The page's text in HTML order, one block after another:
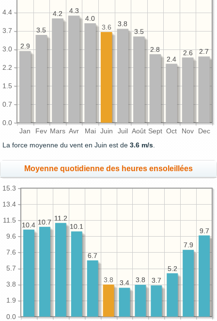
Jan Fev Mars Avr Mai Juin Juil Août Sept Oct Nov Dec
0.0
0.7
1.5
2.2
3.0
3.7
4.4
2.7
2.6
2.4
2.8
3.5
3.8
4.0
4.3
4.2
3.5
2.9
2.7
2.6
2.4
2.8
3.5
3.8
3.6
4.0
4.3
4.2
3.5
2.9
La force moyenne du vent en Juin est de 3.6 m/s
Moyenne quotidienne des heures ensoleillées
0.0
1.9
3.8
5.7
7.6
9.6
11.5
13.4
15.3
9.7
7.9
5.2
3.7
3.8
3.4
6.7
10.1
11.2
10.7
10.4
9.7
7.9
5.2
3.7
3.8
3.4
3.8
6.7
10.1
11.2
10.7
10.4